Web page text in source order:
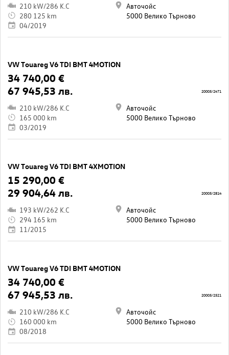
210 kW/286 K.C
280 125 km
04/2019
Авточойс
5000 Велико Търново
VW Touareg V6 TDI BMT 4MOTION
34 740,00 €
67 945,53 лв.
210 kW/286 K.C
165 000 km
03/2019
Авточойс
5000 Велико Търново
20005/2471
VW Touareg V6 TDI BMT 4XMOTION
15 290,00 €
29 904,64 лв.
193 kW/262 K.C
294 165 km
11/2015
Авточойс
5000 Велико Търново
20005/2814
VW Touareg V6 TDI BMT 4MOTION
34 740,00 €
67 945,53 лв.
210 kW/286 K.C
160 000 km
08/2018
Авточойс
5000 Велико Търново
20005/2521